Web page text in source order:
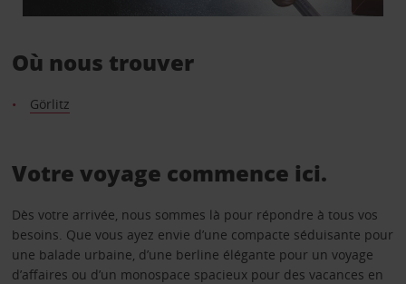
Où nous trouver
Görlitz
Votre voyage commence ici.
Dès votre arrivée, nous sommes là pour répondre à tous vos
besoins. Que vous ayez envie d’une compacte séduisante pour
une balade urbaine, d’une berline élégante pour un voyage
d’affaires ou d’un monospace spacieux pour des vacances en